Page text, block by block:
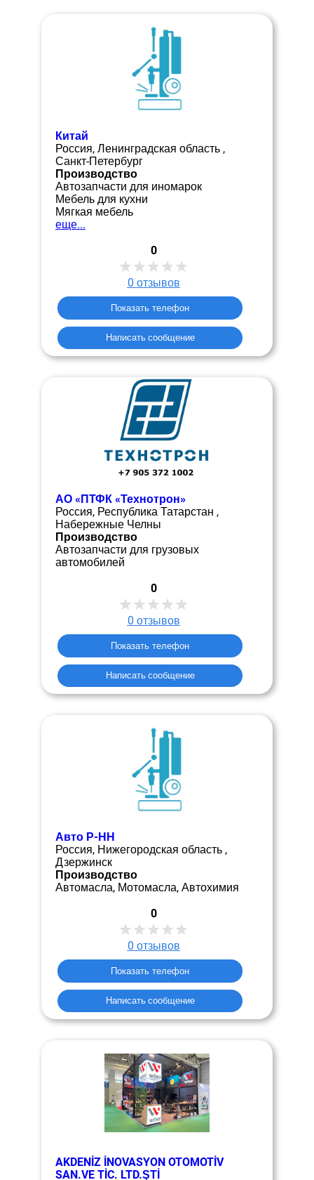
Китай
Россия, Ленинградская область ,
Санкт-Петербург
Производство
Автозапчасти для иномарок
Мебель для кухни
Мягкая мебель
еще...
0
0 отзывов
Показать телефон
Написать сообщение
АО «ПТФК «Технотрон»
Россия, Республика Татарстан ,
Набережные Челны
Производство
Автозапчасти для грузовых
автомобилей
0
0 отзывов
Показать телефон
Написать сообщение
Авто Р-НН
Россия, Нижегородская область ,
Дзержинск
Производство
Автомасла, Мотомасла, Автохимия
0
0 отзывов
Показать телефон
Написать сообщение
AKDENİZ İNOVASYON OTOMOTİV
SAN.VE TİC. LTD.ŞTİ